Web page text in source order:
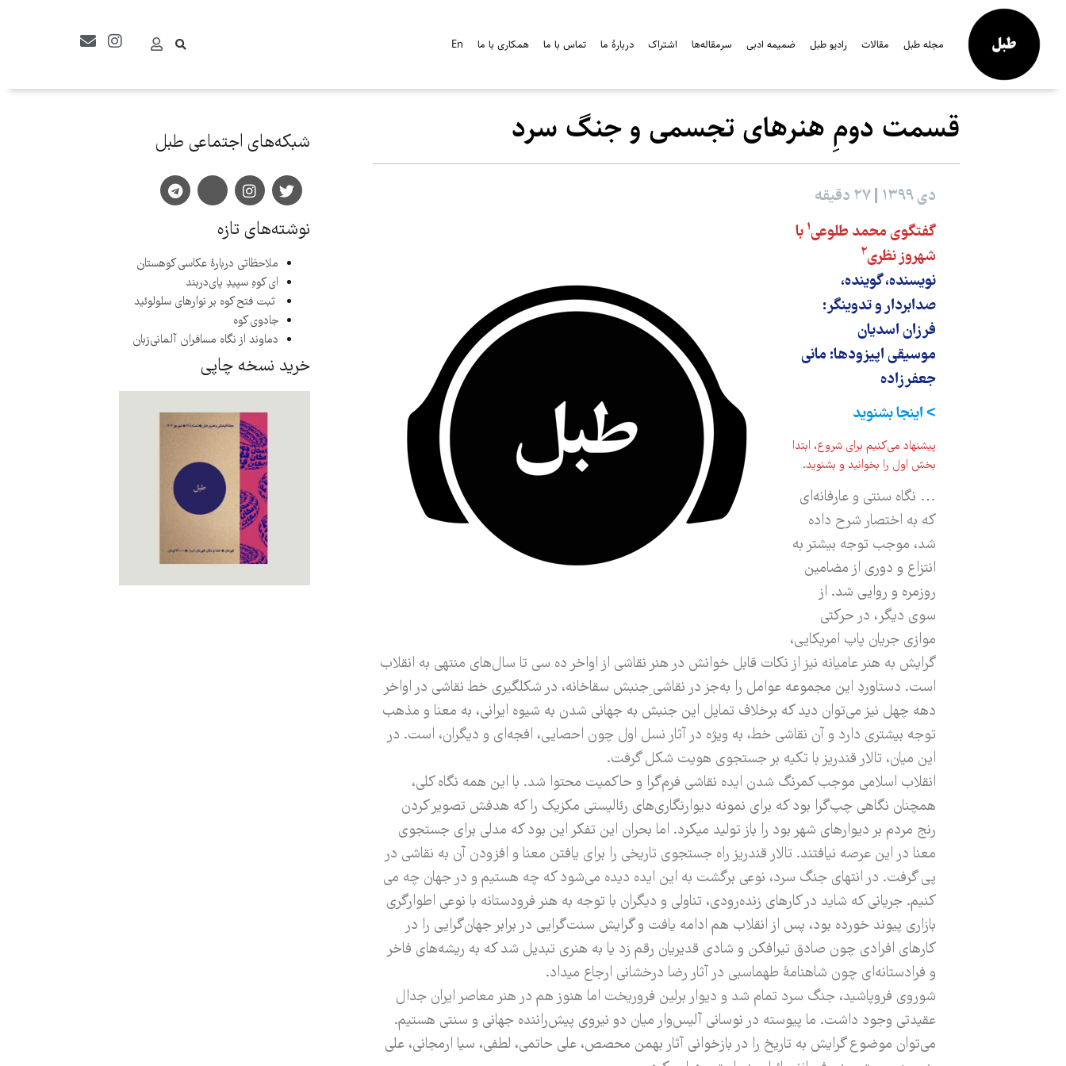
مجله طبل مقالات رادیو طبل ضمیمه ادبی سرمقاله‌ها اشتراک دربارۀ ما تماس با ما همکاری با ما En
قسمت دومِ هنرهای تجسمی و جنگ سرد
دی ۱۳۹۹ | ۲۷ دقیقه
گفتگوی محمد طلوعی۱ با
شهروز نظری۲
نویسنده، گوینده،
صدابردار و تدوینگر:
فرزان اسدیان
موسیقی اپیزودها: مانی
جعفرزاده
> اینجا بشنوید
پیشنهاد می‌کنیم برای شروع، ابتدا
بخش اول را بخوانید و بشنوید.
… نگاه سنتی و عارفانه‌­ای
که به اختصار شرح داده
شد، موجب توجه بیشتر به
انتزاع و دوری از مضامین
روزمره و روایی شد. از
سوی دیگر، در حرکتی
موازی جریان پاپ امریکایی،
گرایش به هنر عامیانه نیز از نکات قابل خوانش در هنر نقاشی از اواخر ده سی تا سال­‌های منتهی به انقلاب
است. دستاوردِ این مجموعه عوامل را به‌جز در نقاشی ِجنبش سقاخانه، در شکل­گیری خط نقاشی در اواخر
دهه چهل نیز می‌­توان دید که برخلاف تمایل این جنبش به جهانی شدن به شیوه ایرانی، به معنا و مذهب
توجه بیشتری دارد و آن نقاشی خط، به ویژه در آثار نسل اول چون احصایی، افجه‌­ای و دیگران، است. در
این میان، تالار قندریز با تکیه بر جستجوی هویت شکل گرفت.
انقلاب اسلامی موجب کمرنگ شدن ایده نقاشی فرم­‌گرا و حاکمیت محتوا شد. با این همه نگاه کلی،
همچنان نگاهی چپ‌­گرا بود که برای نمونه دیوارنگاری‌­های رئالیستی مکزیک را که هدفش تصویر کردن
رنج مردم بر دیوارهای شهر بود را باز تولید می­کرد. اما بحران این تفکر این بود که مدلی برای جستجوی
معنا در این عرصه نیافتند. تالار قندریز راه جستجوی تاریخی را برای یافتن معنا و افزودن آن به نقاشی در
پی گرفت. در انتهای جنگ سرد، نوعی برگشت به این ایده دیده می‌­شود که چه هستیم و در جهان چه می­‌
کنیم. جریانی که شاید در کارهای زنده‌­رودی، تناولی و دیگران با توجه به هنر فرودستانه با نوعی اطوارگری
بازاری پیوند خورده بود، پس از انقلاب هم ادامه یافت و گرایش سنت­‌گرایی در برابر جهان‌گرایی را در
کارهای افرادی چون صادق تیرافکن و شادی قدیریان رقم زد یا به هنری تبدیل شد که به ریشه­‌های فاخر
و فرادستانه‌­ای چون شاهنامۀ طهماسبی در آثار رضا درخشانی ارجاع می­داد.
شوروی فروپاشید، جنگ سرد تمام شد و دیوار برلین فروریخت اما هنوز هم در هنر معاصر ایران جدال
عقیدتی وجود داشت. ما پیوسته در نوسانی آلیس‌­وار میان دو نیروی پیش­‌راننده جهانی و سنتی هستیم.
می‌توان موضوع گرایش به تاریخ را در بازخوانی آثار بهمن محصص، علی حاتمی، لطفی، سیا ارمجانی، علی
شبکه‌های اجتماعی طبل
نوشته‌های تازه
ملاحظاتی دربارۀ عکاسی کوهستان
ای کوهِ سپیدِ پای‌دربند
ثبت فتح کوه بر نوارهای سلولوئید
جادوی کوه
دماوند از نگاه مسافران آلمانی­‌زبان
خرید نسخه چاپی